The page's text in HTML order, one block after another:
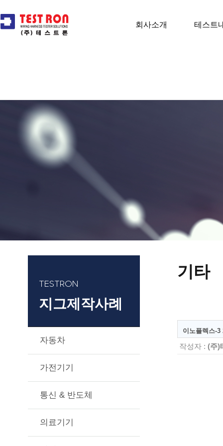
회사소개 테스트
TESTRON
지그제작사례
자동차
가전기기
통신 & 반도체
의료기기
기타
이노플렉스-3
작성자 : (주)